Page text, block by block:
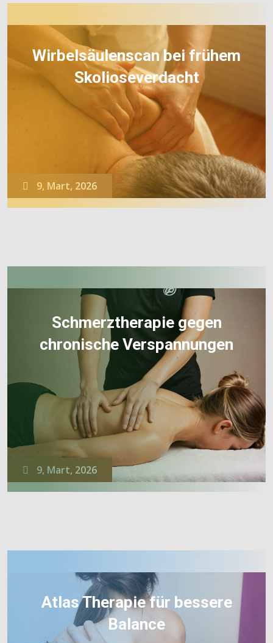
9, Mart, 2026
Wirbelsäulenscan bei frühem
Skolioseverdacht
9, Mart, 2026
Schmerztherapie gegen
chronische Verspannungen
Atlas Therapie für bessere
Balance